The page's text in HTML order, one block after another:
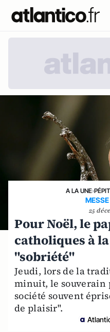
A LA UNE›
25
Pour Noël, le
catholiques à
"sobriété"
Jeudi, lors de la
minuit, le souverain
société souvent
de plaisir".